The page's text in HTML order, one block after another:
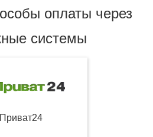
оплаты через
системы
Приват24